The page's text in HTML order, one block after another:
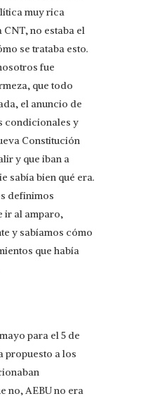
muy rica
no estaba el
se trataba esto.
fue
que todo
el anuncio de
condicionales y
Constitución
y que iban a
sabía bien qué era.
definimos
ir al amparo,
y sabíamos cómo
que había
para el 5 de
propuesto a los
no, AEBU no era